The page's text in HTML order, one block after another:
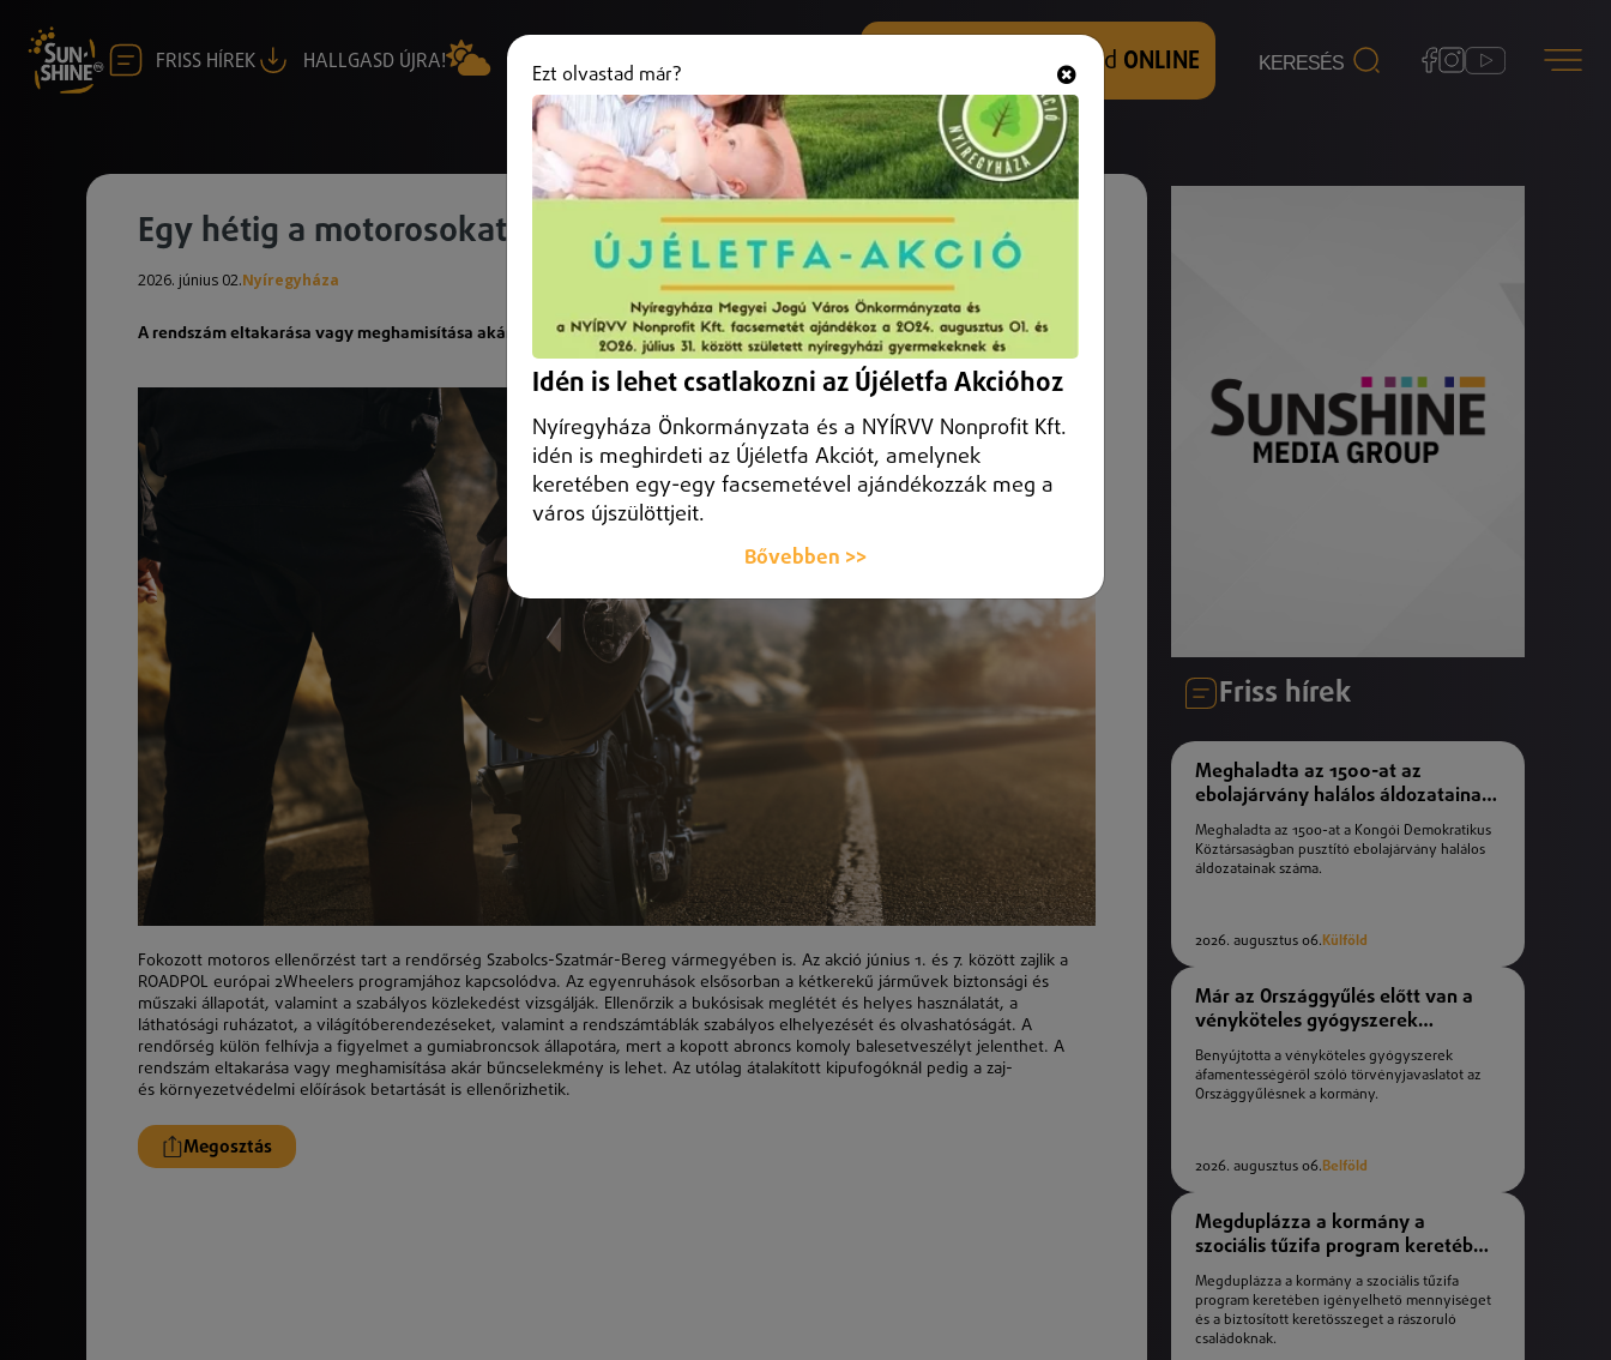
FRISS HÍREK HALLGASD ÚJRA! +36 (20) 316 3000 Hallgasd és nézd ONLINE
Egy hétig a motorosokat ellenőrzi a rendőrség Szabolcsban
2026. június 02.Nyíregyháza
A rendszám eltakarása vagy meghamisítása akár bűncselekmény is lehet.
Fokozott motoros ellenőrzést tart a rendőrség Szabolcs-Szatmár-Bereg vármegyében is. Az akció június 1. és 7. között zajlik a
ROADPOL európai 2Wheelers programjához kapcsolódva. Az egyenruhások elsősorban a kétkerekű járművek biztonsági és
műszaki állapotát, valamint a szabályos közlekedést vizsgálják. Ellenőrzik a bukósisak meglétét és helyes használatát, a
láthatósági ruházatot, a világítóberendezéseket, valamint a rendszámtáblák szabályos elhelyezését és olvashatóságát. A
rendőrség külön felhívja a figyelmet a gumiabroncsok állapotára, mert a kopott abroncs komoly balesetveszélyt jelenthet. A
rendszám eltakarása vagy meghamisítása akár bűncselekmény is lehet. Az utólag átalakított kipufogóknál pedig a zaj-
és környezetvédelmi előírások betartását is ellenőrizhetik.
Megosztás
Friss hírek
Meghaladta az 1500-at az
ebolajárvány halálos áldozatainak
száma
Meghaladta az 1500-at a Kongói Demokratikus
Köztársaságban pusztító ebolajárvány halálos
áldozatainak száma.
2026. augusztus 06. Külföld
Már az Országgyűlés előtt van a
vényköteles gyógyszerek
áfamentességéről szóló
törvényjavaslat
Benyújtotta a vényköteles gyógyszerek
áfamentességéről szóló törvényjavaslatot az
Országgyűlésnek a kormány.
2026. augusztus 06.Belföld
Megduplázza a kormány a
szociális tűzifa program keretében
igényelhető mennyiséget
Megduplázza a kormány a szociális tűzifa
program keretében igényelhető mennyiséget
és a biztosított keretösszeget a rászoruló
családoknak.
Ezt olvastad már?
Idén is lehet csatlakozni az Újéletfa Akcióhoz
Nyíregyháza Önkormányzata és a NYÍRVV Nonprofit Kft.
idén is meghirdeti az Újéletfa Akciót, amelynek
keretében egy-egy facsemetével ajándékozzák meg a
város újszülöttjeit.
Bővebben >>